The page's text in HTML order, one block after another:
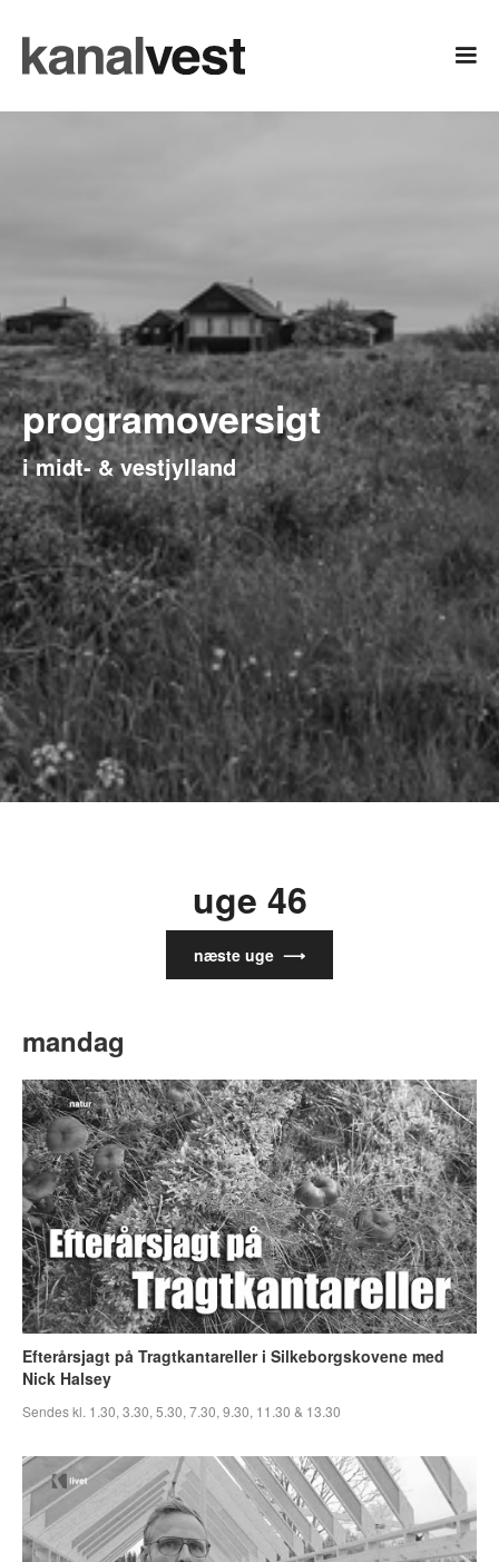
programoversigt
i midt- & vestjylland
uge 46
næste uge ⟶
mandag
Efterårsjagt på Tragtkantareller i Silkeborgskovene med
Nick Halsey
Sendes kl. 1.30, 3.30, 5.30, 7.30, 9.30, 11.30 & 13.30